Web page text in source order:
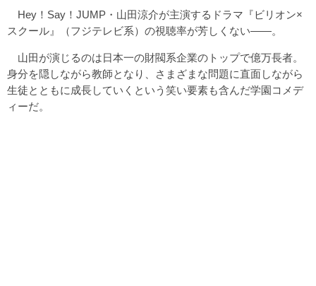
Hey！Say！JUMP・山田涼介が主演するドラマ『ビリオン×
スクール』（フジテレビ系）の視聴率が芳しくない――。
山田が演じるのは日本一の財閥系企業のトップで億万長者。
身分を隠しながら教師となり、さまざまな問題に直面しながら
生徒とともに成長していくという笑い要素も含んだ学園コメデ
ィーだ。